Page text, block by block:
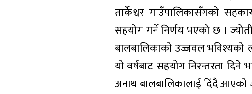
तार्केश्वर गाउँपालिकासँगको
सहयोग गर्ने निर्णय भएको छ ।
बालबालिकाको उज्जवल भविश्यको
यो वर्षबाट सहयोग निरन्तरता
अनाथ बालबालिकालाई दिंदै आएको